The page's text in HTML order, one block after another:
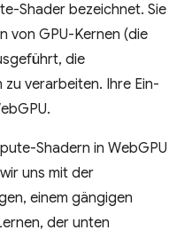
Shader bezeichnet. Sie
von GPU-Kernen (die
die
verarbeiten. Ihre Ein-
Shadern in WebGPU
uns mit der
einem gängigen
der unten